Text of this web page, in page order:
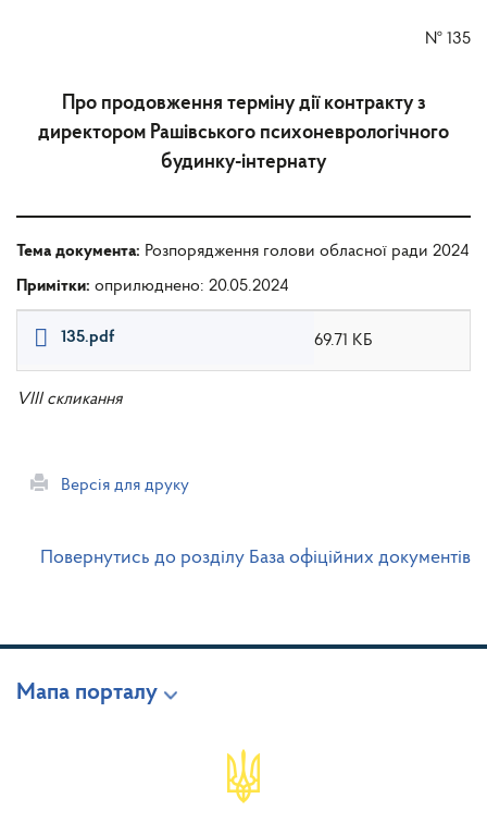
№ 135
Про продовження терміну дії контракту з
директором Рашівського психоневрологічного
будинку-інтернату
Тема документа: Розпорядження голови обласної ради 2024
Примітки: оприлюднено: 20.05.2024
135.pdf 69.71 КБ
VIII скликання
Версія для друку
Повернутись до розділу База офіційних документів
Мапа порталу